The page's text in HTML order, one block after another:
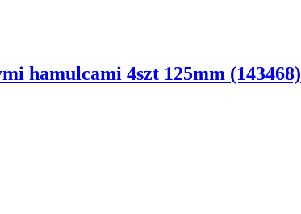
hamulcami 4szt 125mm (143468)